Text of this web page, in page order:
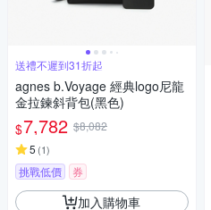
送禮不遲到31折起
agnes b.Voyage 經典logo尼龍
金拉鍊斜背包(黑色)
$7,782 $8,082
5 (1)
挑戰低價 券
加入購物車